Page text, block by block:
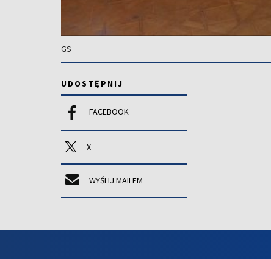
GS
UDOSTĘPNIJ
FACEBOOK
X
WYŚLIJ MAILEM